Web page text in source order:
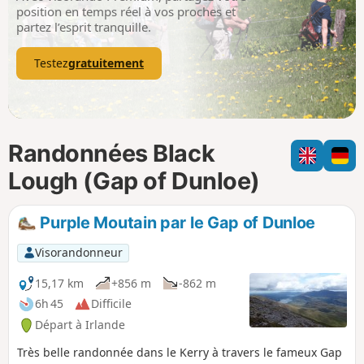
p
position en temps réel à vos proches et
partez l’esprit tranquille.
Testezgratuitement
Randonnées Black
Lough (Gap of Dunloe)
Purple Moutain par le Gap of Dunloe
Visorandonneur
15,17 km
+856 m
-862 m
6h 45
Difficile
Départ à Irlande
Très belle randonnée dans le Kerry à travers le fameux Gap